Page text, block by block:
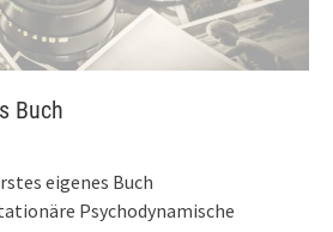
Buch
eigenes Buch
Psychodynamische